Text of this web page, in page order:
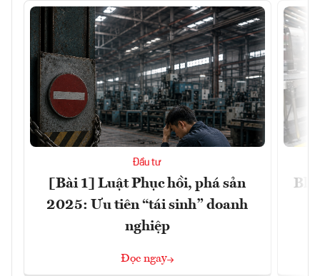
Đầu tư
[Bài 1] Luật Phục hồi, phá sản
2025: Ưu tiên “tái sinh” doanh
nghiệp
Đọc ngay